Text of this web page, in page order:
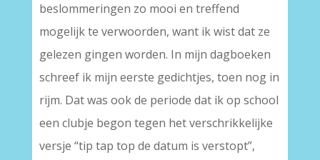
beslommeringen zo mooi en treffend
mogelijk te verwoorden, want ik wist dat ze
gelezen gingen worden. In mijn dagboeken
schreef ik mijn eerste gedichtjes, toen nog in
rijm. Dat was ook de periode dat ik op school
een clubje begon tegen het verschrikkelijke
versje “tip tap top de datum is verstopt”,